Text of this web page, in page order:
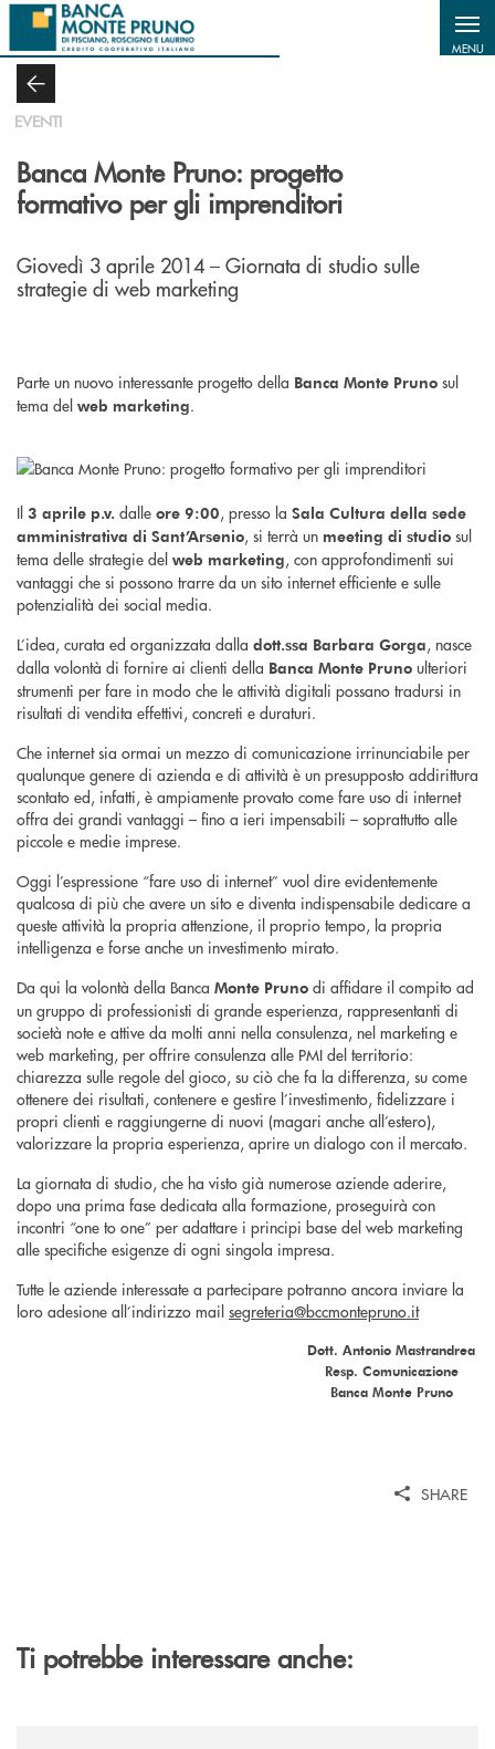
Salta al contenuto principale
MENU
EVENTI
Banca Monte Pruno: progetto
formativo per gli imprenditori
Giovedì 3 aprile 2014 – Giornata di studio sulle
strategie di web marketing
Parte un nuovo interessante progetto della Banca Monte Pruno sul
tema del web marketing.
Il 3 aprile p.v. dalle ore 9:00, presso la Sala Cultura della sede
amministrativa di Sant’Arsenio, si terrà un meeting di studio sul
tema delle strategie del web marketing, con approfondimenti sui
vantaggi che si possono trarre da un sito internet efficiente e sulle
potenzialità dei social media.
L’idea, curata ed organizzata dalla dott.ssa Barbara Gorga, nasce
dalla volontà di fornire ai clienti della Banca Monte Pruno ulteriori
strumenti per fare in modo che le attività digitali possano tradursi in
risultati di vendita effettivi, concreti e duraturi.
Che internet sia ormai un mezzo di comunicazione irrinunciabile per
qualunque genere di azienda e di attività è un presupposto addirittura
scontato ed, infatti, è ampiamente provato come fare uso di internet
offra dei grandi vantaggi – fino a ieri impensabili – soprattutto alle
piccole e medie imprese.
Oggi l’espressione “fare uso di internet” vuol dire evidentemente
qualcosa di più che avere un sito e diventa indispensabile dedicare a
queste attività la propria attenzione, il proprio tempo, la propria
intelligenza e forse anche un investimento mirato.
Da qui la volontà della Banca Monte Pruno di affidare il compito ad
un gruppo di professionisti di grande esperienza, rappresentanti di
società note e attive da molti anni nella consulenza, nel marketing e
web marketing, per offrire consulenza alle PMI del territorio:
chiarezza sulle regole del gioco, su ciò che fa la differenza, su come
ottenere dei risultati, contenere e gestire l’investimento, fidelizzare i
propri clienti e raggiungerne di nuovi (magari anche all’estero),
valorizzare la propria esperienza, aprire un dialogo con il mercato.
La giornata di studio, che ha visto già numerose aziende aderire,
dopo una prima fase dedicata alla formazione, proseguirà con
incontri “one to one” per adattare i principi base del web marketing
alle specifiche esigenze di ogni singola impresa.
Tutte le aziende interessate a partecipare potranno ancora inviare la
loro adesione all’indirizzo mail segreteria@bccmontepruno.it
Dott. Antonio Mastrandrea
Resp. Comunicazione
Banca Monte Pruno
SHARE
Ti potrebbe interessare anche: